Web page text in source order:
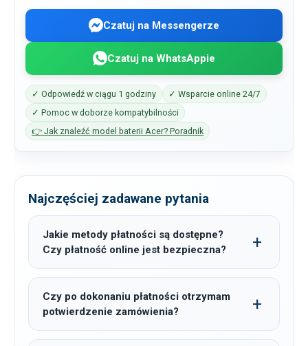
Czatuj na Messengerze
Czatuj na WhatsAppie
✓ Odpowiedź w ciągu 1 godziny
✓ Wsparcie online 24/7
✓ Pomoc w doborze kompatybilności
👉 Jak znaleźć model baterii Acer? Poradnik
Najczęściej zadawane pytania
Jakie metody płatności są dostępne?
Czy płatność online jest bezpieczna?
Czy po dokonaniu płatności otrzymam
potwierdzenie zamówienia?